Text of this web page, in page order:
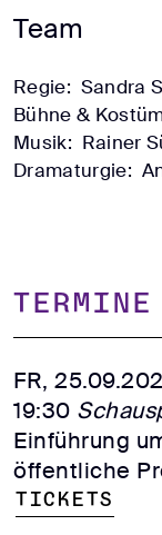
Team
Regie: Sandra
Bühne &
Musik: Rainer
Dramaturgie:
TERMINE
FR,
19:30
Einführung
öffentliche
Tickets